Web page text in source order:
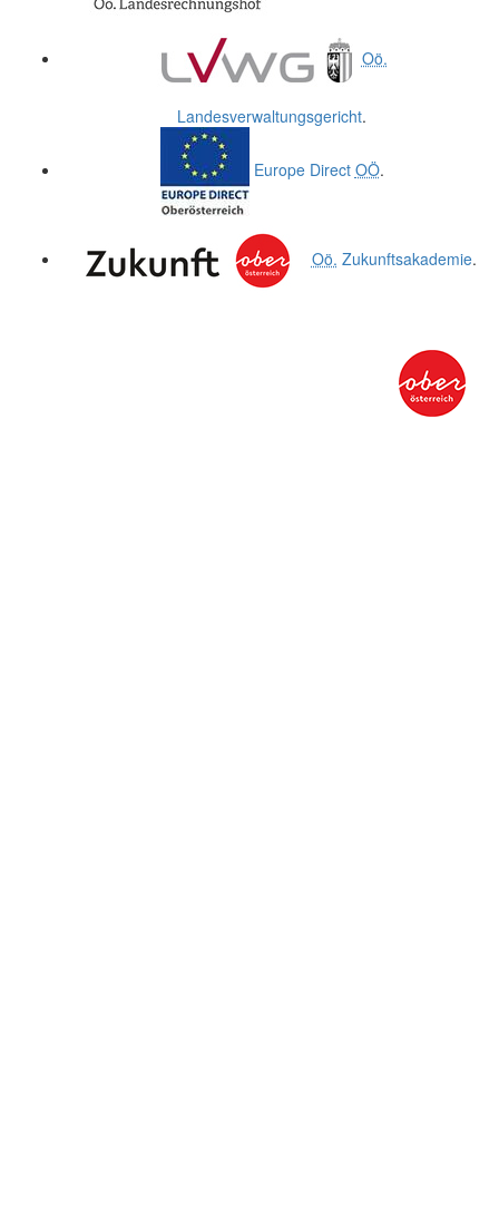
Oö.
Landesverwaltungsgericht.
Europe Direct OÖ.
Oö. Zukunftsakademie.